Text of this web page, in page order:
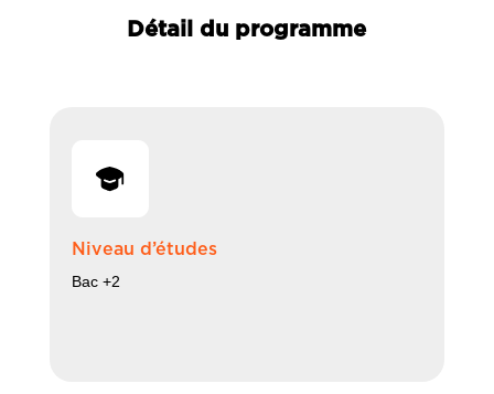
Détail du programme
Niveau d’études
Bac +2